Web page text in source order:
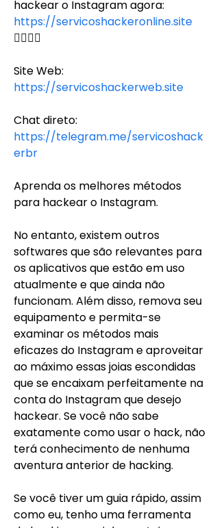
https://servicoshackeronline.site
👈🏻👈🏻
Site Web:
https://servicoshackerweb.site
Chat direto:
https://telegram.me/servicoshack
erbr
Aprenda os melhores métodos
para hackear o Instagram.
No entanto, existem outros
softwares que são relevantes para
os aplicativos que estão em uso
atualmente e que ainda não
funcionam. Além disso, remova seu
equipamento e permita-se
examinar os métodos mais
eficazes do Instagram e aproveitar
ao máximo essas joias escondidas
que se encaixam perfeitamente na
conta do Instagram que desejo
hackear. Se você não sabe
exatamente como usar o hack, não
terá conhecimento de nenhuma
aventura anterior de hacking.
Se você tiver um guia rápido, assim
como eu, tenho uma ferramenta